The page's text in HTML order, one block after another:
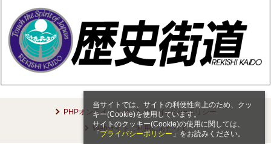
当サイトでは、サイトの利便性向上のため、クッ
キー(Cookie)を使用しています。
サイトのクッキー(Cookie)の使用に関しては、
「 プライバシーポリシー 」をお読みください。
PHPオンラインとは
プライバシーポリシー
Webサイトご利用にあたって